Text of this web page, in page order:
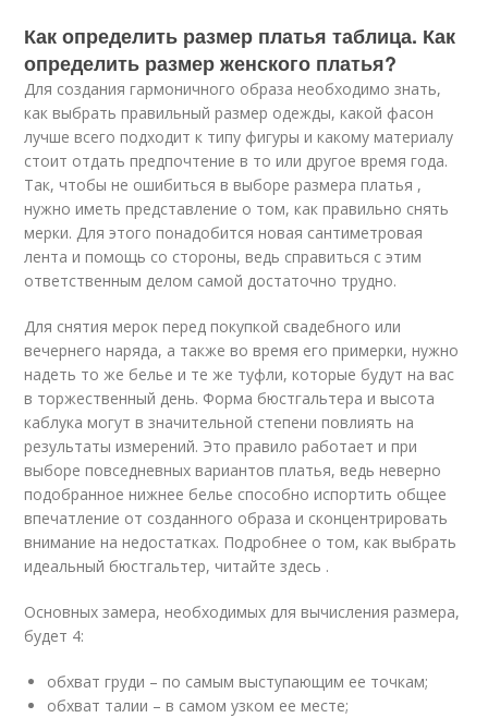
Как определить размер платья таблица. Как
определить размер женского платья?
Для создания гармоничного образа необходимо знать,
как выбрать правильный размер одежды, какой фасон
лучше всего подходит к типу фигуры и какому материалу
стоит отдать предпочтение в то или другое время года.
Так, чтобы не ошибиться в выборе размера платья ,
нужно иметь представление о том, как правильно снять
мерки. Для этого понадобится новая сантиметровая
лента и помощь со стороны, ведь справиться с этим
ответственным делом самой достаточно трудно.
Для снятия мерок перед покупкой свадебного или
вечернего наряда, а также во время его примерки, нужно
надеть то же белье и те же туфли, которые будут на вас
в торжественный день. Форма бюстгальтера и высота
каблука могут в значительной степени повлиять на
результаты измерений. Это правило работает и при
выборе повседневных вариантов платья, ведь неверно
подобранное нижнее белье способно испортить общее
впечатление от созданного образа и сконцентрировать
внимание на недостатках. Подробнее о том, как выбрать
идеальный бюстгальтер, читайте здесь .
Основных замера, необходимых для вычисления размера,
будет 4:
обхват груди – по самым выступающим ее точкам;
обхват талии – в самом узком ее месте;